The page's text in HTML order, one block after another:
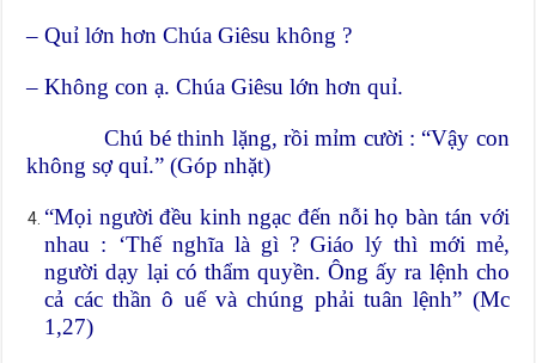
– Quỉ lớn hơn Chúa Giêsu không ?
– Không con ạ. Chúa Giêsu lớn hơn quỉ.
Chú bé thinh lặng, rồi mỉm cười : “Vậy con
không sợ quỉ.” (Góp nhặt)
“Mọi người đều kinh ngạc đến nỗi họ bàn tán với
nhau : ‘Thế nghĩa là gì ? Giáo lý thì mới mẻ,
người dạy lại có thẩm quyền. Ông ấy ra lệnh cho
cả các thần ô uế và chúng phải tuân lệnh” (Mc
1,27)